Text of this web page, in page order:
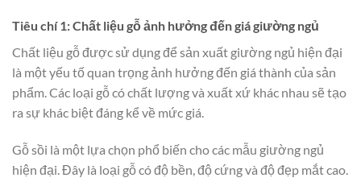
Tiêu chí 1: Chất liệu gỗ ảnh hưởng đến giá giường ngủ
Chất liệu gỗ được sử dụng để sản xuất giường ngủ hiện đại
là một yếu tố quan trọng ảnh hưởng đến giá thành của sản
phẩm. Các loại gỗ có chất lượng và xuất xứ khác nhau sẽ tạo
ra sự khác biệt đáng kể về mức giá.
Gỗ sồi là một lựa chọn phổ biến cho các mẫu giường ngủ
hiện đại. Đây là loại gỗ có độ bền, độ cứng và độ đẹp mắt cao.